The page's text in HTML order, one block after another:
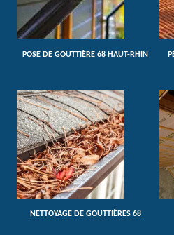
POSE DE GOUTTIÈRE 68 HAUT-RHIN
NETTOYAGE DE GOUTTIÈRES 68